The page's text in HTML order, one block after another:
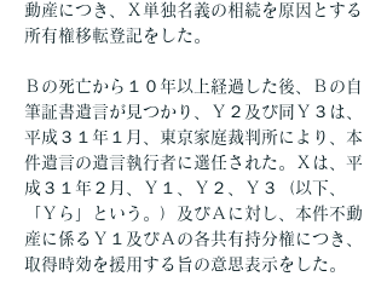
動産につき、Ｘ単独名義の相続を原因とする
所有権移転登記をした。
Ｂの死亡から１０年以上経過した後、Ｂの自
筆証書遺言が見つかり、Ｙ２及び同Ｙ３は、
平成３１年１月、東京家庭裁判所により、本
件遺言の遺言執行者に選任された。Ｘは、平
成３１年２月、Ｙ１、Ｙ２、Ｙ３（以下、
「Ｙら」という。）及びＡに対し、本件不動
産に係るＹ１及びＡの各共有持分権につき、
取得時効を援用する旨の意思表示をした。